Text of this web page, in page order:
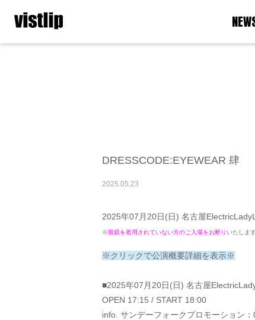
DRESSCODE:EYEWEAR 肆
2025.05.23
2025年07月20日(日) 名古屋
※眼鏡を着用されていない方のご入場をお断り いたします
※クリックで公演概要詳細を表示※
■2025年07月20日(日) 名古屋
OPEN 17:15 / START 18:00
info. サンデーフォークプロモーション